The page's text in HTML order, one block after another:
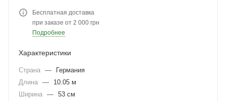
Бесплатная доставка
при заказе от 2 000 грн
Подробнее
Характеристики
Страна —
Германия
Длина —
10.05 м
Ширина — 53 см